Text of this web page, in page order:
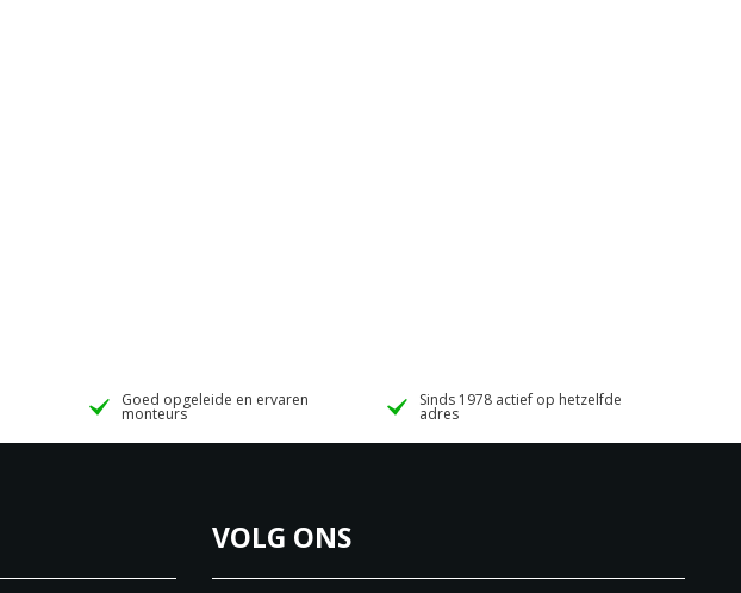
Goed opgeleide en ervaren
monteurs
Sinds 1978 actief op hetzelfde
adres
VOLG ONS